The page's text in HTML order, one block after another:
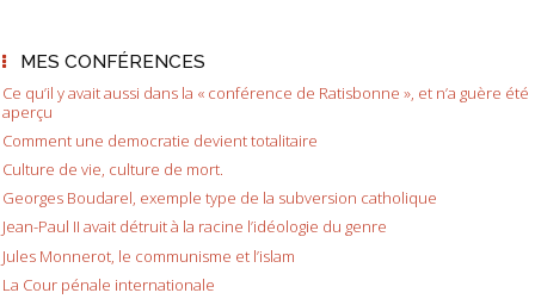
MES CONFÉRENCES
Ce qu’il y avait aussi dans la « conférence de Ratisbonne », et n’a guère été
aperçu
Comment une democratie devient totalitaire
Culture de vie, culture de mort.
Georges Boudarel, exemple type de la subversion catholique
Jean-Paul II avait détruit à la racine l’idéologie du genre
Jules Monnerot, le communisme et l’islam
La Cour pénale internationale